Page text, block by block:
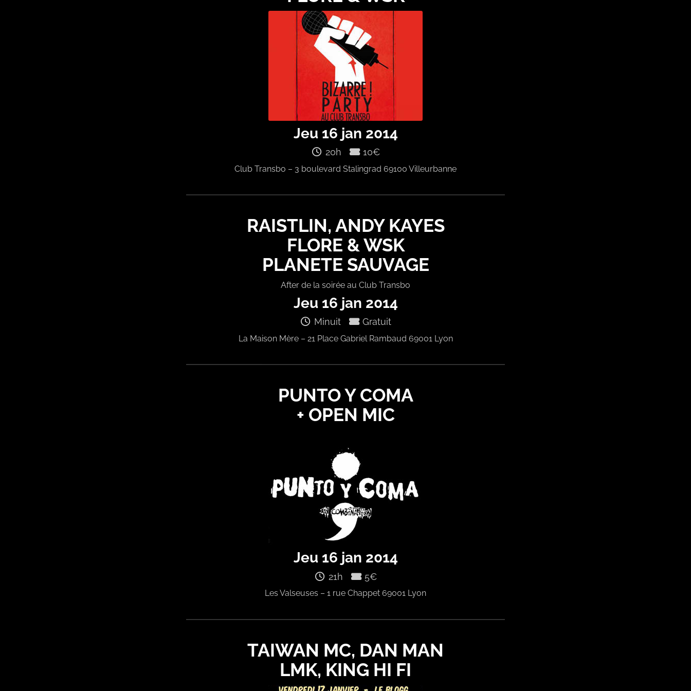
Jeu 16 jan 2014
20h 10€
Club Transbo – 3 boulevard Stalingrad 69100 Villeurbanne
RAISTLIN, ANDY KAYES
FLORE & WSK
PLANETE SAUVAGE
After de la soirée au Club Transbo
Jeu 16 jan 2014
Minuit Gratuit
La Maison Mère – 21 Place Gabriel Rambaud 69001 Lyon
PUNTO Y COMA
+ OPEN MIC
Jeu 16 jan 2014
21h 5€
Les Valseuses – 1 rue Chappet 69001 Lyon
TAIWAN MC, DAN MAN
LMK, KING HI FI